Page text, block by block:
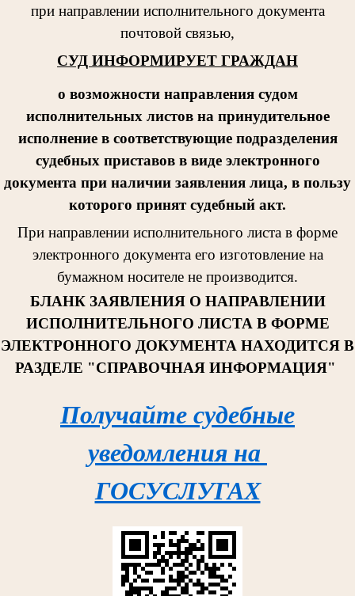
при направлении исполнительного документа
почтовой связью,
СУД ИНФОРМИРУЕТ ГРАЖДАН
о возможности направления судом
исполнительных листов на принудительное
исполнение в соответствующие подразделения
судебных приставов в виде электронного
документа при наличии заявления лица, в пользу
которого принят судебный акт.
При направлении исполнительного листа в форме
электронного документа его изготовление на
бумажном носителе не производится.
БЛАНК ЗАЯВЛЕНИЯ О НАПРАВЛЕНИИ
ИСПОЛНИТЕЛЬНОГО ЛИСТА В ФОРМЕ
ЭЛЕКТРОННОГО ДОКУМЕНТА НАХОДИТСЯ В
РАЗДЕЛЕ "СПРАВОЧНАЯ ИНФОРМАЦИЯ"
Получайте судебные
уведомления на
ГОСУСЛУГАХ